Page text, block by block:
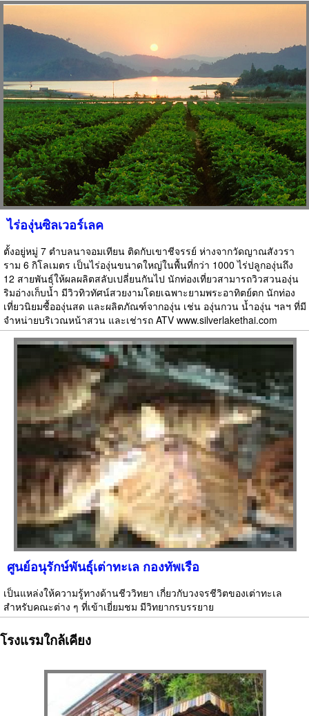
ไร่องุ่นซิลเวอร์เลค
ตั้งอยู่หมู่ 7 ตำบลนาจอมเทียน ติดกับเขาชีจรรย์ ห่างจากวัดญาณสังวรา
ราม 6 กิโลเมตร เป็นไร่องุ่นขนาดใหญ่ในพื้นที่กว่า 1000 ไร่ปลูกองุ่นถึง
12 สายพันธุ์ให้ผลผลิตสลับเปลี่ยนกันไป นักท่องเที่ยวสามารถวิวสวนองุ่น
ริมอ่างเก็บน้ำ มีวิวทิวทัศน์สวยงามโดยเฉพาะยามพระอาทิตย์ตก นักท่อง
เที่ยวนิยมซื้อองุ่นสด และผลิตภัณฑ์จากองุ่น เช่น องุ่นกวน น้ำองุ่น ฯลฯ ที่มี
จำหน่ายบริเวณหน้าสวน และเช่ารถ ATV www.silverlakethai.com
ศูนย์อนุรักษ์พันธุ์เต่าทะเล กองทัพเรือ
เป็นแหล่งให้ความรู้ทางด้านชีววิทยา เกี่ยวกับวงจรชีวิตของเต่าทะเล
สำหรับคณะต่าง ๆ ที่เข้าเยี่ยมชม มีวิทยากรบรรยาย
โรงแรมใกล้เคียง